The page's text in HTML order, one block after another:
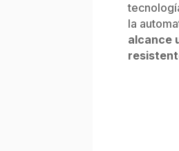
la
alcance